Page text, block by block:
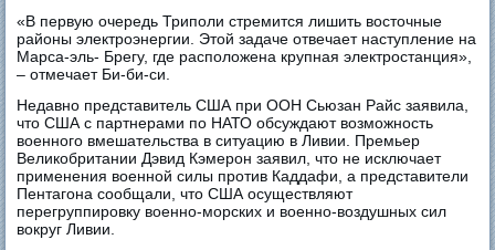
«В первую очередь Триполи стремится лишить восточные
районы электроэнергии. Этой задаче отвечает наступление на
Марса-эль- Брегу, где расположена крупная электростанция»,
– отмечает Би-би-си.
Недавно представитель США при ООН Сьюзан Райс заявила,
что США с партнерами по НАТО обсуждают возможность
военного вмешательства в ситуацию в Ливии. Премьер
Великобритании Дэвид Кэмерон заявил, что не исключает
применения военной силы против Каддафи, а представители
Пентагона сообщали, что США осуществляют
перегруппировку военно-морских и военно-воздушных сил
вокруг Ливии.